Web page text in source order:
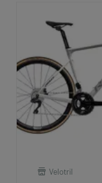
Velotril